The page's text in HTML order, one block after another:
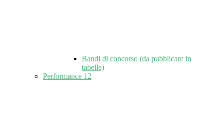
Bandi di concorso (da pubblicare in
tabelle)
Performance 12